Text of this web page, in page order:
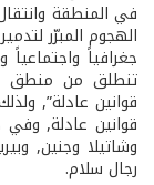
في المنطقة
الهجوم المبرّر
جغرافياً
تنطلق من منطق
قوانين عادلة”,
قوانين عادلة, وفي
وشاتيلا وجنين,
رجال سلام.